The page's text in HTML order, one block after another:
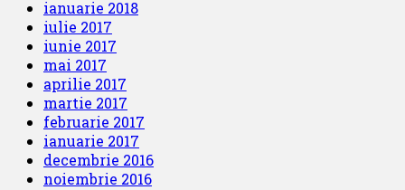
ianuarie 2018
iulie 2017
iunie 2017
mai 2017
aprilie 2017
martie 2017
februarie 2017
ianuarie 2017
decembrie 2016
noiembrie 2016